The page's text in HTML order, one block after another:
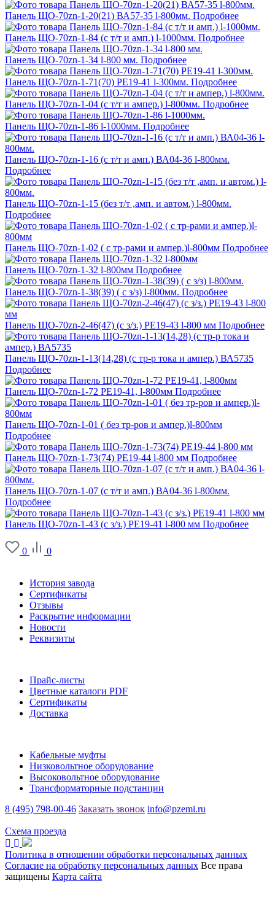
Панель ЩО-70zn-1-20(21) ВА57-35 l-800мм. Подробнее
Панель ЩО-70zn-1-84 (с т/т и амп.) l-1000мм. Подробнее
Панель ЩО-70zn-1-34 l-800 мм. Подробнее
Панель ЩО-70zn-1-71(70) РЕ19-41 l-300мм. Подробнее
Панель ЩО-70zn-1-04 (с т/т и ампер.) l-800мм. Подробнее
Панель ЩО-70zn-1-86 l-1000мм. Подробнее
Панель ЩО-70zn-1-16 (с т/т и амп.) ВА04-36 l-800мм.
Подробнее
Панель ЩО-70zn-1-15 (без т/т ,амп. и автом.) l-800мм.
Подробнее
Панель ЩО-70zn-1-02 ( с тр-рами и ампер.)l-800мм Подробнее
Панель ЩО-70zn-1-32 l-800мм Подробнее
Панель ЩО-70zn-1-38(39) ( с з/з) l-800мм. Подробнее
Панель ЩО-70zn-2-46(47) (с з/з.) РЕ19-43 l-800 мм Подробнее
Панель ЩО-70zn-1-13(14,28) (с тр-р тока и ампер.) ВА5735
Подробнее
Панель ЩО-70zn-1-72 РЕ19-41, l-800мм Подробнее
Панель ЩО-70zn-1-01 ( без тр-ров и ампер.)l-800мм
Подробнее
Панель ЩО-70zn-1-73(74) РЕ19-44 l-800 мм Подробнее
Панель ЩО-70zn-1-07 (с т/т и амп.) ВА04-36 l-800мм.
Подробнее
Панель ЩО-70zn-1-43 (с з/з.) РЕ19-41 l-800 мм Подробнее
0
0
История завода
Сертификаты
Отзывы
Раскрытие информации
Новости
Реквизиты
Прайс-листы
Цветные каталоги PDF
Сертификаты
Доставка
Кабельные муфты
Низковольтное оборудование
Высоковольтное оборудование
Трансформаторные подстанции
8 (495) 798-00-46 Заказать звонок info@pzemi.ru
Схема проезда
Политика в отношении обработки персональных данных
Согласие на обработку персональных данных Все права
защищены Карта сайта